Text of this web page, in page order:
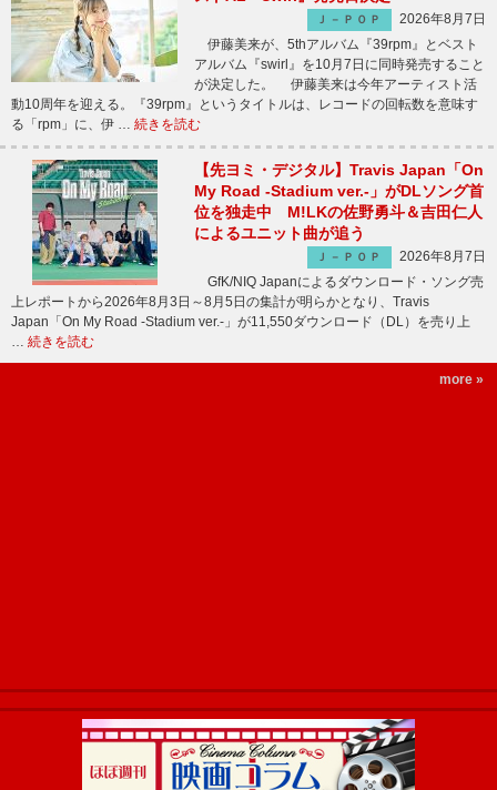
Ｊ－ＰＯＰ
2026年8月7日
伊藤美来が、5thアルバム『39rpm』とベスト
アルバム『swirl』を10月7日に同時発売すること
が決定した。 伊藤美来は今年アーティスト活
動10周年を迎える。『39rpm』というタイトルは、レコードの回転数を意味す
る「rpm」に、伊 … 続きを読む
【先ヨミ・デジタル】Travis Japan「On
My Road -Stadium ver.-」がDLソング首
位を独走中 M!LKの佐野勇斗＆吉田仁人
によるユニット曲が追う
Ｊ－ＰＯＰ
2026年8月7日
GfK/NIQ Japanによるダウンロード・ソング売
上レポートから2026年8月3日～8月5日の集計が明らかとなり、Travis
Japan「On My Road -Stadium ver.-」が11,550ダウンロード（DL）を売り上
… 続きを読む
more »